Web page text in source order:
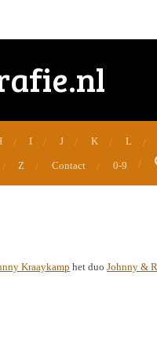
I J K L
Z Contact 0-9
Kraaykamp het duo Johnny &